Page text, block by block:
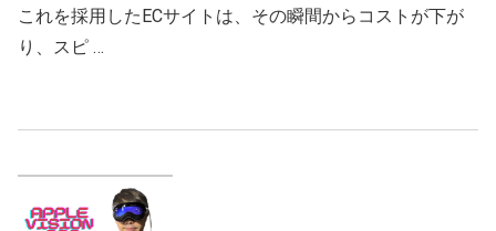
これを採用したECサイトは、その瞬間からコストが下が
り、スピ …